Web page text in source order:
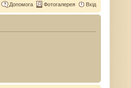
Допомога Фотогалерея Вхід